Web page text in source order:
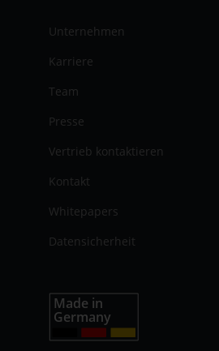
Unternehmen
Karriere
Team
Presse
Vertrieb kontaktieren
Kontakt
Whitepapers
Datensicherheit